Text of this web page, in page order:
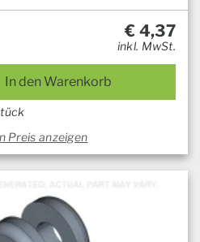
€ 4,37
inkl. MwSt.
In den Warenkorb
Preis anzeigen